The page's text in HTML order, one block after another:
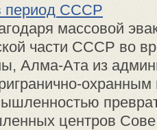
период СССР
массовой
части СССР во
Алма-Ата из
центров